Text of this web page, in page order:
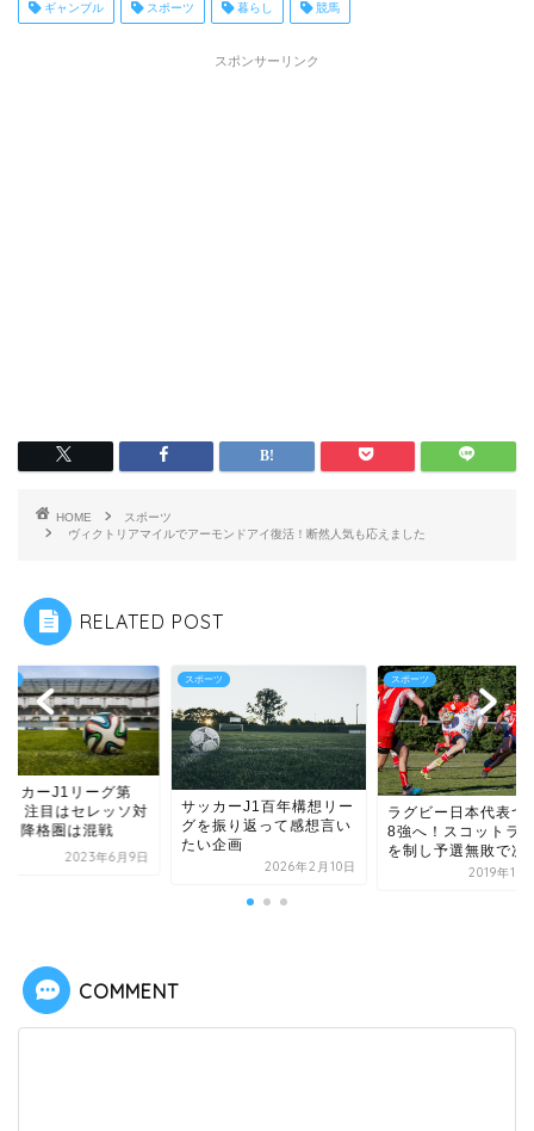
ギャンブル スポーツ 暮らし 競馬
スポンサーリンク
HOME
スポーツ
ヴィクトリアマイルでアーモンドアイ復活！断然人気も応えました
RELATED POST
ッカーJ1リーグ第
】注目はセレッソ対
！降格圏は混戦
2023年6月9日
スポーツ
サッカーJ1百年構想リー
グを振り返って感想言い
たい企画
2026年2月10日
スポーツ
ラグビー日本代表つ
8強へ！スコットラ
を制し予選無敗で次
2019年10
COMMENT